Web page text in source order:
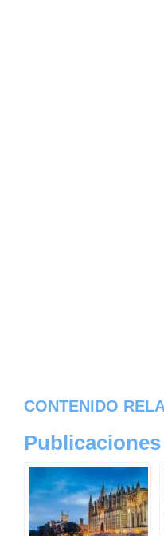
CONTENIDO